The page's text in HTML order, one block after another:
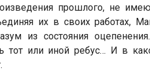
прошлого, не
их в своих работах,
из состояния
тот или иной ребус… И в